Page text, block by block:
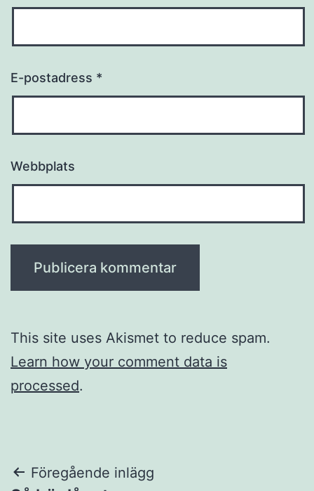
E-postadress *
Webbplats
This site uses Akismet to reduce spam.
Learn how your comment data is
processed.
Inläggsnavigering
Föregående inlägg